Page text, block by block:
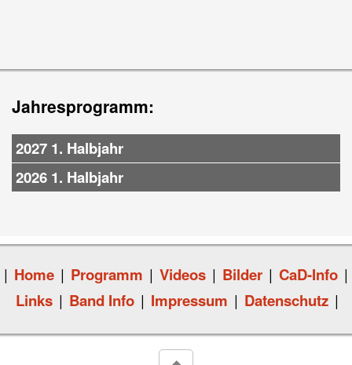
Jahresprogramm:
2027 1. Halbjahr
2026 1. Halbjahr
| Home | Programm | Videos | Bilder | CaD-Info |
Links | Band Info | Impressum | Datenschutz |